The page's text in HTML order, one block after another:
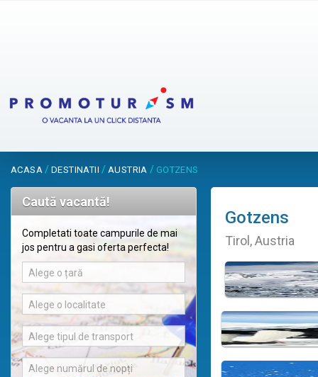
ACASA / DESTINATII / AUSTRIA / GOTZENS
Caută vacantă!
Completati toate campurile de mai
jos pentru a gasi oferta perfecta!
Alege o țară
Alege o localitate
Alege tipul de transport
Alege numărul de nopți
Gotzens
Tirol, Austria